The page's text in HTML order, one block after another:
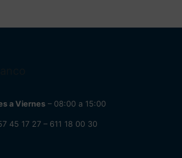
a Viernes– 08:00 a 15:00
45 17 27– 611 18 00 30